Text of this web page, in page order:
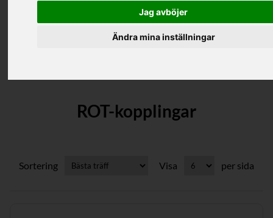
Jag avböjer
Ändra mina inställningar
ROT-kopplingar
Sortering Visa per sida